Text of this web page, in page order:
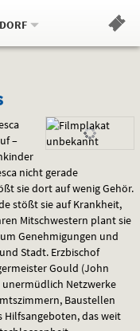
.
–
nicht gerade
sie dort auf wenig Gehör.
stößt sie auf Krankheit,
Mitschwestern plant sie
Genehmigungen und
Stadt. Erzbischof
Gould (John
Netzwerke
Baustellen
Hilfsangeboten, das weit